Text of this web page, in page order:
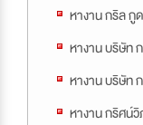
หางาน กริล กู
หางาน บริษัท
หางาน บริษัท
หางาน กริศน์